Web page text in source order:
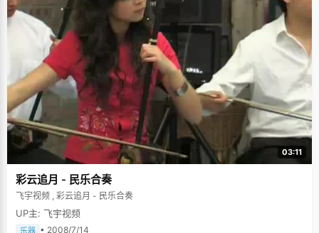
03:11
彩云追月 - 民乐合奏
飞宇视频 , 彩云追月 - 民乐合奏
UP主: 飞宇视频
乐器 • 2008/7/14